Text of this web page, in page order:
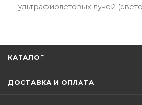
ультрафиолетовых лучей
КАТАЛОГ
ДОСТАВКА И ОПЛАТА